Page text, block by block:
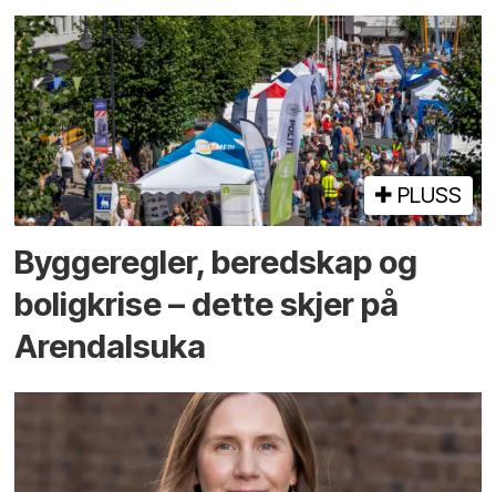
PLUSS
Bygge­regler, beredskap og
bolig­krise – dette skjer på
Arendals­uka